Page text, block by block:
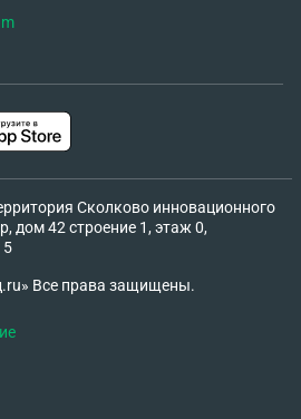
Сколково инновационного
дом 42 строение 1, этаж 0,
5
Все права защищены.